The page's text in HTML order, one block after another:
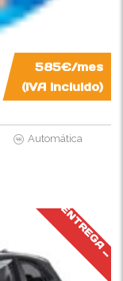
585€/mes
(IVA incluido)
Automática
J